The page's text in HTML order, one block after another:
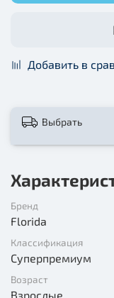
Добавить в
Выбрать
Бренд
Florida
Классификация
Суперпремиум
Возраст
Взрослые